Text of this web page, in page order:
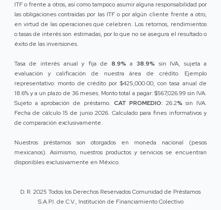
ITF o frente a otros, así como tampoco asumir alguna responsabilidad por
las obligaciones contraídas por las ITF o por algún cliente frente a otro,
en virtud de las operaciones que celebren. Los retornos, rendimientos
o tasas de interés son estimadas, por lo que no se asegura el resultado o
éxito de las inversiones.
Tasa de interés anual y fija de 8.9% a 38.9% sin IVA, sujeta a
evaluación y calificación de nuestra área de crédito. Ejemplo
representativo: monto de crédito por $425,000.00, con tasa anual de
18.6% y a un plazo de 36 meses. Monto total a pagar: $567,026.99 sin IVA.
Sujeto a aprobación de préstamo. CAT PROMEDIO: 26.2% sin IVA.
Fecha de cálculo 15 de junio 2026. Calculado para fines informativos y
de comparación exclusivamente.
Nuestros préstamos son otorgados en moneda nacional (pesos
mexicanos). Asimismo, nuestros productos y servicios se encuentran
disponibles exclusivamente en México.
D. R. 2025 Todos los Derechos Reservados Comunidad de Préstamos
S.A.P.I. de C.V., Institución de Financiamiento Colectivo